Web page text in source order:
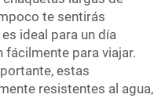
te sentirás
ideal para un día
fácilmente para viajar.
estas
resistentes al agua,